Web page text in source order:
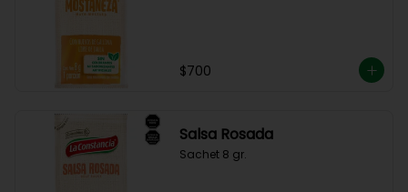
$700
Salsa Rosada
Sachet 8 gr.